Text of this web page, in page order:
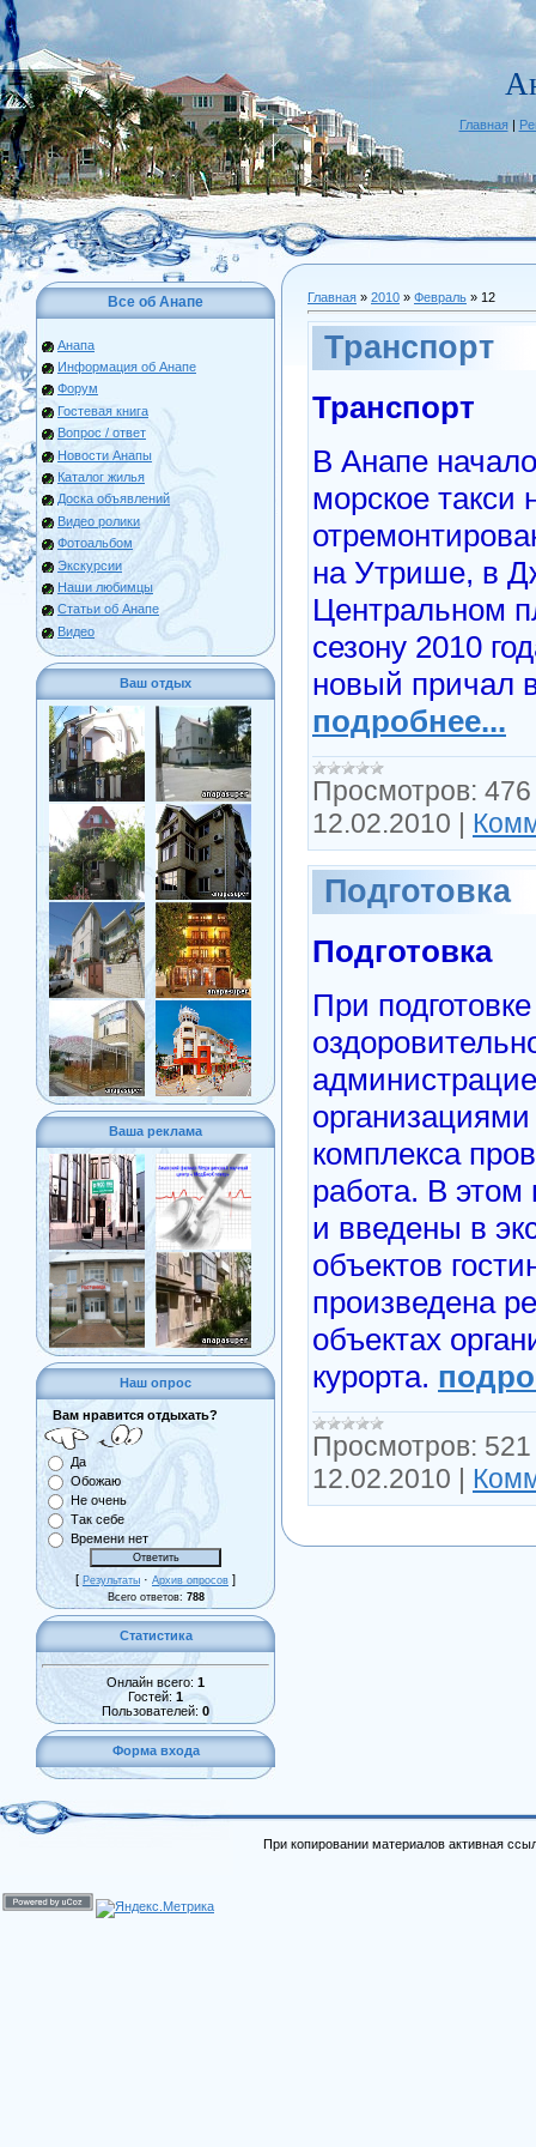
Главная |
Все об Анапе
Анапа
Информация об Анапе
Форум
Гостевая книга
Вопрос / ответ
Новости Анапы
Каталог жилья
Доска объявлений
Видео ролики
Фотоальбом
Экскурсии
Наши любимцы
Статьи об Анапе
Видео
Ваш отдых
Ваша реклама
Наш опрос
Вам нравится отдыхать?
Да
Обожаю
Не очень
Так себе
Времени нет
[ Результаты · Архив опросов ]
Всего ответов: 788
Статистика
Онлайн всего: 1
Гостей: 1
Пользователей: 0
Форма входа
Главная » 2010 » Февраль » 12
Транспорт
Транспорт
В Анапе
морское
на Утрише, в
Центральном
сезону 2010
новый причал
подробнее...
Просмотров: 476
12.02.2010 |
Подготовка
Подготовка
При
организациями
комплекса
работа. В этом
и введены в
объектов
произведена
объектах
курорта.
Просмотров: 521
12.02.2010 |
При копировании материалов активная